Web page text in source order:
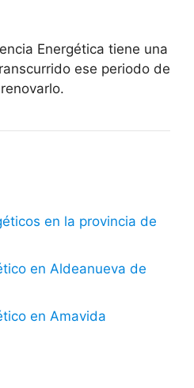
Energética tiene una
ese periodo de
en la provincia de
en Aldeanueva de
en Amavida